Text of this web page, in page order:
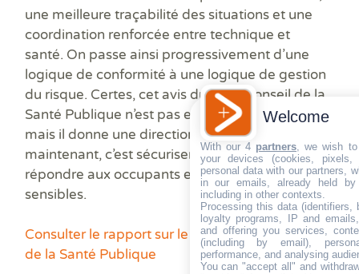
une meilleure traçabilité des situations et une
coordination renforcée entre technique et
santé. On passe ainsi progressivement d’une
logique de conformité à une logique de gestion
du risque. Certes, cet avis du Haut Conseil de la
Santé Publique n’est pas encore obligatoire,
mais il donne une direction claire. Anticiper dès
maintenant, c’est sécuriser vos pratiques, mieux
répondre aux occupants et éviter les situations
sensibles.
Consulter le rapport sur le site du Haut Conseil
de la Santé Publique
Welcome
With our 4 partners, we wish to
your devices (cookies,
personal data with our partners,
in our emails, already held
including in other contexts.
Processing this data (identifiers,
loyalty programs, IP and
and offering you services,
(including by email),
performance, and analysing
You can "accept all" and